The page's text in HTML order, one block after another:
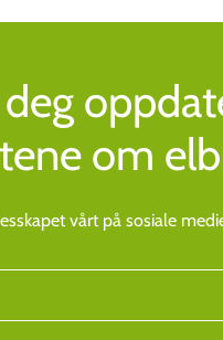
om
vårt på sosiale